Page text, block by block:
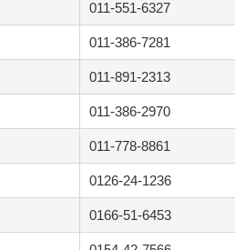
011-551-6327
011-386-7281
011-891-2313
011-386-2970
011-778-8861
0126-24-1236
0166-51-6453